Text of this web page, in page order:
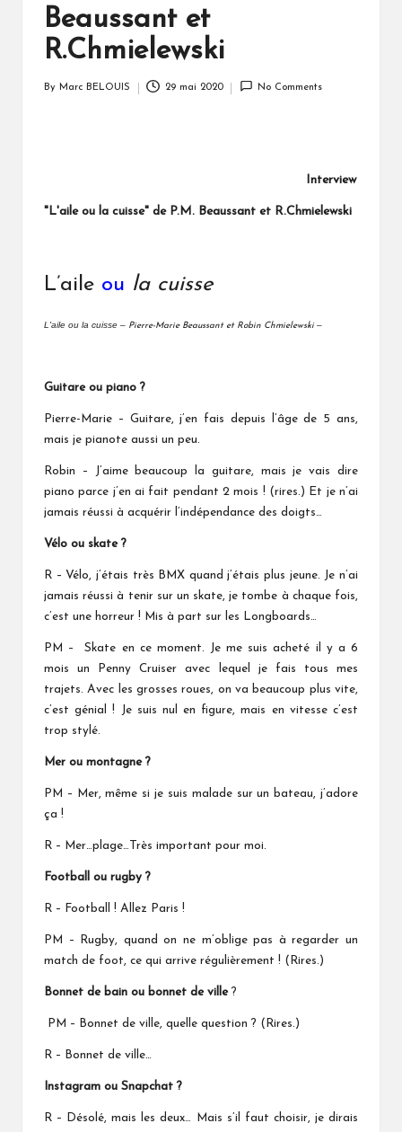
Beaussant et
R.Chmielewski
By Marc BELOUIS 29 mai 2020 No Comments
Interview
"L'aile ou la cuisse" de P.M. Beaussant et R.Chmielewski
L’aile ou la cuisse
L'aile ou la cuisse – Pierre-Marie Beaussant et Robin Chmielewski –
Guitare ou piano ?
Pierre-Marie – Guitare, j’en fais depuis l’âge de 5 ans,
mais je pianote aussi un peu.
Robin – J’aime beaucoup la guitare, mais je vais dire
piano parce j’en ai fait pendant 2 mois ! (rires.) Et je n’ai
jamais réussi à acquérir l’indépendance des doigts…
Vélo ou skate ?
R – Vélo, j’étais très BMX quand j’étais plus jeune. Je n’ai
jamais réussi à tenir sur un skate, je tombe à chaque fois,
c’est une horreur ! Mis à part sur les Longboards…
PM – Skate en ce moment. Je me suis acheté il y a 6
mois un Penny Cruiser avec lequel je fais tous mes
trajets. Avec les grosses roues, on va beaucoup plus vite,
c’est génial ! Je suis nul en figure, mais en vitesse c’est
trop stylé.
Mer ou montagne ?
PM – Mer, même si je suis malade sur un bateau, j’adore
ça !
R – Mer…plage…Très important pour moi.
Football ou rugby ?
R – Football ! Allez Paris !
PM – Rugby, quand on ne m’oblige pas à regarder un
match de foot, ce qui arrive régulièrement ! (Rires.)
Bonnet de bain ou bonnet de ville?
PM – Bonnet de ville, quelle question ? (Rires.)
R – Bonnet de ville…
Instagram ou Snapchat ?
R – Désolé, mais les deux… Mais s’il faut choisir, je dirais